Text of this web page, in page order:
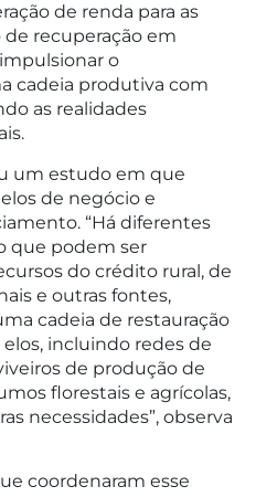
de renda para as
recuperação em
o
cadeia produtiva com
as realidades
um estudo em que
de negócio e
“Há diferentes
que podem ser
do crédito rural, de
e outras fontes,
cadeia de restauração
incluindo redes de
de produção de
florestais e agrícolas,
necessidades”, observa
coordenaram esse